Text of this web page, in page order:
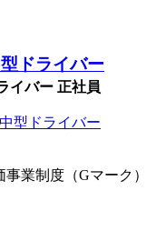
ドライバー
イバー 正社員
業制度（Gマーク）